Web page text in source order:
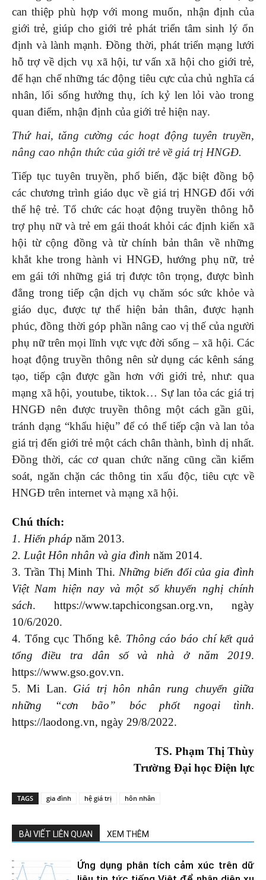
can thiệp phù hợp với mong muốn, nhận định của
giới trẻ, giúp cho giới trẻ phát triển tâm sinh lý ổn
định và lành mạnh. Đồng thời, phát triển mạng lưới
hỗ trợ về dịch vụ xã hội, tư vấn xã hội cho giới trẻ,
để hạn chế những tác động tiêu cực của chủ nghĩa cá
nhân, lối sống hưởng thụ, ích kỷ len lỏi vào trong
quan điểm, nhận định của giới trẻ hiện nay.
Thứ hai, tăng cường các hoạt động tuyên truyền,
nâng cao nhận thức của giới trẻ về giá trị HNGĐ.
Tiếp tục tuyên truyền, phổ biến, đặc biệt đồng bộ
các chương trình giáo dục về giá trị HNGĐ đối với
thế hệ trẻ. Tổ chức các hoạt động truyền thông hỗ
trợ phụ nữ và trẻ em gái thoát khỏi các định kiến xã
hội từ cộng đồng và từ chính bản thân về những
khắt khe trong hành vi HNGĐ, hướng phụ nữ, trẻ
em gái tới những giá trị được tôn trọng, được bình
đẳng trong tiếp cận dịch vụ chăm sóc sức khỏe và
giáo dục, được tự thể hiện bản thân, được hạnh
phúc, đồng thời góp phần nâng cao vị thế của người
phụ nữ trên mọi lĩnh vực vực đời sống – xã hội. Các
hoạt động truyền thông nên sử dụng các kênh sáng
tạo, tiếp cận được gần hơn với giới trẻ, như: qua
mạng xã hội, youtube, tiktok… Sự lan tỏa các giá trị
HNGĐ nên được truyền thông một cách gần gũi,
tránh dạng “khẩu hiệu” để có thể tiếp cận và lan tỏa
giá trị đến giới trẻ một cách chân thành, bình dị nhất.
Đồng thời, các cơ quan chức năng cũng cần kiểm
soát, ngăn chặn các thông tin xấu độc, tiêu cực về
HNGĐ trên internet và mạng xã hội.
Chú thích:
1. Hiến pháp năm 2013.
2. Luật Hôn nhân và gia đình năm 2014.
3. Trần Thị Minh Thi. Những biến đổi của gia đình
Việt Nam hiện nay và một số khuyến nghị chính
sách. https://www.tapchicongsan.org.vn, ngày
10/6/2020.
4. Tổng cục Thống kê. Thông cáo báo chí kết quả
tổng điều tra dân số và nhà ở năm 2019.
https://www.gso.gov.vn.
5. Mi Lan. Giá trị hôn nhân rung chuyển giữa
những “cơn bão” bóc phốt ngoại tình.
https://laodong.vn, ngày 29/8/2022.
TS. Phạm Thị Thùy
Trường Đại học Điện lực
TAGS gia đình hệ giá trị hôn nhân
BÀI VIẾT LIÊN QUAN XEM THÊM
Ứng dụng phân tích cảm xúc trên dữ